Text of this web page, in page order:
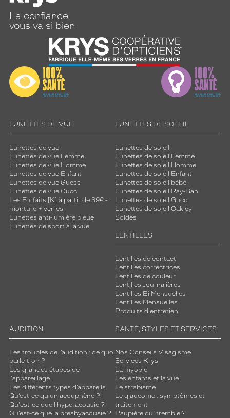
La confiance
vous va si bien
LUNETTES DE VUE
Lunettes de vue
Lunettes de vue Femme
Lunettes de vue Homme
Lunettes de vue Enfant
Lunettes de vue Guess
Lunettes de vue Gucci
Les Forfaits [K] à partir de 39€ -
monture + verres
Lunettes anti-lumière bleue
Lunettes de sport à la vue
LUNETTES DE SOLEIL
Lunettes de soleil
Lunettes de soleil Femme
Lunettes de soleil Homme
Lunettes de soleil Enfant
Lunettes de soleil bébé
Lunettes de soleil Ray-Ban
Lunettes de soleil Gucci
Lunettes de soleil Oakley
Soldes
LENTILLES
Lentilles de contact
Lentilles correctrices
Lentilles de couleur
Lentilles Journalières
Lentilles Bi Mensuelles
Lentilles Mensuelles
Produits d'entretien
AUDITION
Les troubles de l’audition : de quoi
parle-t-on ?
Les grandes étapes de
l'appareillage
Les différents types d’appareils
Qu’est-ce qu'un acouphène ?
Qu'est-ce que l'hyperacousie ?
Qu’est-ce que la presbyacousie ?
SANTÉ, STYLES ET SERVICES
Nos Conseils Visagisme
Services Krys
La myopie
Les enfants et la vue
Le strabisme
Le glaucome : symptômes et
traitement
Paupière qui tremble ?